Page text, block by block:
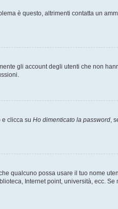
è questo, altrimenti contatta un
gli account degli utenti che non
clicca su Ho dimenticato la password ,
qualcuno possa usare il tuo nome
Internet point, università, ecc.